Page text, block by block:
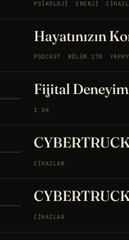
PSIKOLOJI ENERJI
Hayatınızın
PODCAST BÖLÜM 170
Fijital Deneyim
1 DK
CIHAZLAR
CIHAZLAR